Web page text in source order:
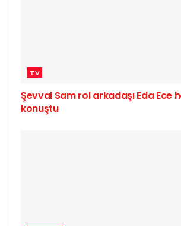
TV
Şevval Sam rol arkadaşı Eda Ece
konuştu